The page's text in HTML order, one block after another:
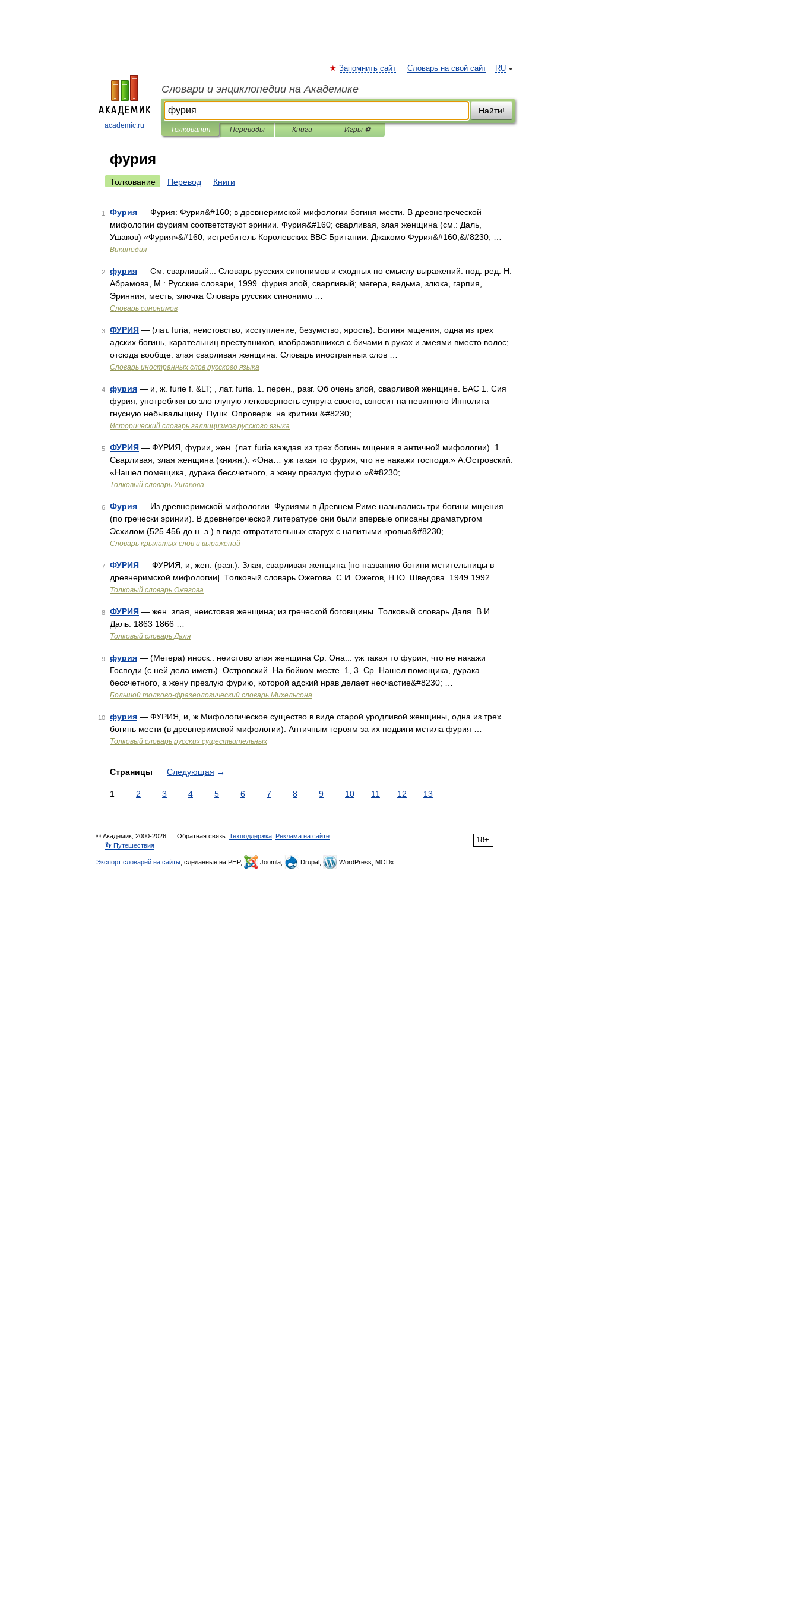
academic.ru
RU
Запомнить сайт Словарь на свой сайт
Словари и энциклопедии на Академике
Найти!
Толкования Переводы Книги Игры ⚽
фурия
Толкование Перевод Книги
1 Фурия — Фурия: Фурия&#160; в древнеримской мифологии богиня мести. В древнегреческой
мифологии фуриям соответствуют эринии. Фурия&#160; сварливая, злая женщина (см.: Даль,
Ушаков) «Фурия»&#160; истребитель Королевских ВВС Британии. Джакомо Фурия&#160;&#8230; …
Википедия
2 фурия — См. сварливый... Словарь русских синонимов и сходных по смыслу выражений. под. ред. Н.
Абрамова, М.: Русские словари, 1999. фурия злой, сварливый; мегера, ведьма, злюка, гарпия,
Эринния, месть, злючка Словарь русских синонимо …
Словарь синонимов
3 ФУРИЯ — (лат. furia, неистовство, исступление, безумство, ярость). Богиня мщения, одна из трех
адских богинь, карательниц преступников, изображавшихся с бичами в руках и змеями вместо волос;
отсюда вообще: злая сварливая женщина. Словарь иностранных слов …
Словарь иностранных слов русского языка
4 фурия — и, ж. furie f. &LT; , лат. furia. 1. перен., разг. Об очень злой, сварливой женщине. БАС 1. Сия
фурия, употребляя во зло глупую легковерность супруга своего, взносит на невинного Ипполита
гнусную небывальщину. Пушк. Опроверж. на критики.&#8230; …
Исторический словарь галлицизмов русского языка
5 ФУРИЯ — ФУРИЯ, фурии, жен. (лат. furia каждая из трех богинь мщения в античной мифологии). 1.
Сварливая, злая женщина (книжн.). «Она… уж такая то фурия, что не накажи господи.» А.Островский.
«Нашел помещика, дурака бессчетного, а жену презлую фурию.»&#8230; …
Толковый словарь Ушакова
6 Фурия — Из древнеримской мифологии. Фуриями в Древнем Риме назывались три богини мщения
(по гречески эринии). В древнегреческой литературе они были впервые описаны драматургом
Эсхилом (525 456 до н. э.) в виде отвратительных старух с налитыми кровью&#8230; …
Словарь крылатых слов и выражений
7 ФУРИЯ — ФУРИЯ, и, жен. (разг.). Злая, сварливая женщина [по названию богини мстительницы в
древнеримской мифологии]. Толковый словарь Ожегова. С.И. Ожегов, Н.Ю. Шведова. 1949 1992 …
Толковый словарь Ожегова
8 ФУРИЯ — жен. злая, неистовая женщина; из греческой боговщины. Толковый словарь Даля. В.И.
Даль. 1863 1866 …
Толковый словарь Даля
9 фурия — (Мегера) иноск.: неистово злая женщина Ср. Она... уж такая то фурия, что не накажи
Господи (с ней дела иметь). Островский. На бойком месте. 1, 3. Ср. Нашел помещика, дурака
бессчетного, а жену презлую фурию, которой адский нрав делает несчастие&#8230; …
Большой толково-фразеологический словарь Михельсона
10 фурия — ФУРИЯ, и, ж Мифологическое существо в виде старой уродливой женщины, одна из трех
богинь мести (в древнеримской мифологии). Античным героям за их подвиги мстила фурия …
Толковый словарь русских существительных
Страницы Следующая →
1 2 3 4 5 6 7 8 9 10 11 12 13
18+
© Академик, 2000-2026 Обратная связь: Техподдержка Реклама на сайте
👣 Путешествия
Экспорт словарей на сайты , сделанные на PHP, Joomla, Drupal, WordPress, MODx.